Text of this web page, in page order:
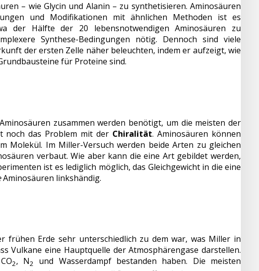
– wie Glycin und Alanin – zu synthetisieren. Aminosäuren
und Modifikationen mit ähnlichen Methoden ist es
der Hälfte der 20 lebensnotwendigen Aminosäuren zu
Synthese-Bedingungen nötig. Dennoch sind viele
der ersten Zelle näher beleuchten, indem er aufzeigt, wie
für Proteine sind.
zusammen werden benötigt, um die meisten der
noch das Problem mit der Chiralität. Aminosäuren können
Molekül. Im Miller-Versuch werden beide Arten zu gleichen
verbaut. Wie aber kann die eine Art gebildet werden,
ist es lediglich möglich, das Gleichgewicht in die eine
Aminosäuren linkshändig.
frühen Erde sehr unterschiedlich zu dem war, was Miller in
Vulkane eine Hauptquelle der Atmosphärengase darstellen.
2, N2
und Wasserdampf bestanden haben. Die meisten